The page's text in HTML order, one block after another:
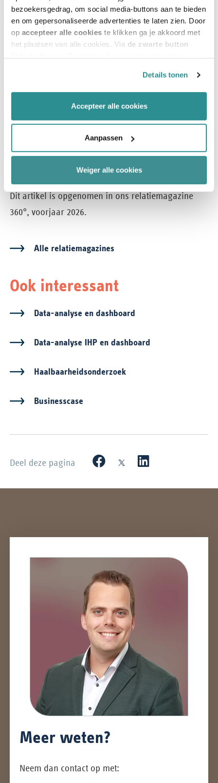
bezoekersgedrag, om social media-buttons aan te bieden
en om gepersonaliseerde advertenties te laten zien. Door
op accepteer alle cookies te klikken ga je akkoord met
het plaatsen van alle cookies. Via de zwarte button
afhankelijke cookies beheren en/of wijzigen. Lees ook
onscookiestatementvoor meer informatie.
Details tonen
Accepteer alle cookies
Aanpassen
Weiger alle cookies
bepaalt of die richting ook werkt. Juist in dat
spanningsveld ontstaan de meest verantwoorde en
strategische beslissingen. Vastgoeddata en AI zijn
al lang geen hype meer, maar vormen het
fundament onder duurzame beslissingen in ons
verantwoordelijkheid om hiermee maximale
maatschappelijke meerwaarde te creëren voor nu
Relatiemagazine
Dit artikel is opgenomen in ons relatiemagazine
360°, voorjaar 2026.
Alle relatiemagazines
Ook interessant
Data-analyse en dashboard
Data-analyse IHP en dashboard
Haalbaarheidsonderzoek
Businesscase
Deel deze pagina
Meer weten?
Neem dan contact op met: